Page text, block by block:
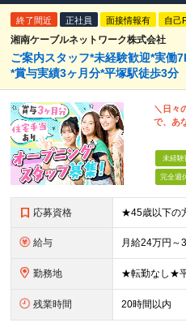
終了間近 正社員 面接情報有 自己
湘南ケーブルネットワーク株式会社
ご案内スタッフ*未経験歓迎*実働
*賞与実績3ヶ月分*平塚駅徒歩3分
＼日々
で、あ
未経験
完全週
応募資格
給与
勤務地
残業時間 20時間以内